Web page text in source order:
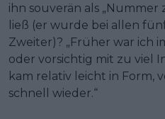
ihn souverän als „Nummer
ließ (er wurde bei allen
Zweiter)? „Früher war ich
oder vorsichtig mit zu viel
kam relativ leicht in Form,
schnell wieder.“